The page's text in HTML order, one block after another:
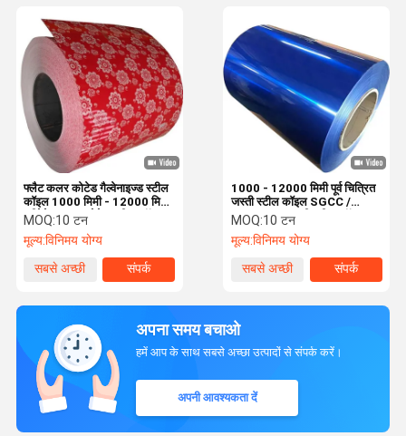
फ्लैट कलर कोटेड गैल्वेनाइज्ड स्टील
कॉइल 1000 मिमी - 12000 मिमी
प्रीपेटेड कलर कोटेड स्टील कॉइल
MOQ:10 टन
मूल्य:विनिमय योग्य
सबसे अच्छी
संपर्क
1000 - 12000 मिमी पूर्व चित्रित
जस्ती स्टील कॉइल SGCC /
DX51D GI जस्ती स्टील कॉइल
MOQ:10 टन
मूल्य:विनिमय योग्य
सबसे अच्छी
संपर्क
अपना समय बचाओ
हमें आप के साथ सबसे अच्छा उत्पादों से संपर्क करें।
अपनी आवश्यकता दें